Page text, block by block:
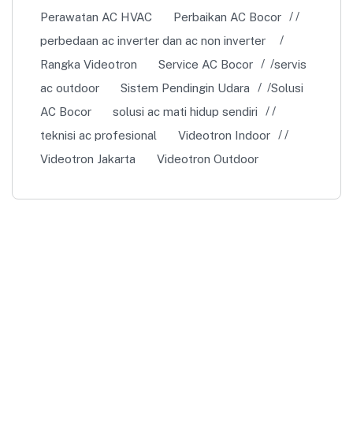
Perawatan AC HVAC
Perbaikan AC Bocor
perbedaan ac inverter dan ac non inverter
Rangka Videotron
Service AC Bocor
servis
ac outdoor
Sistem Pendingin Udara
Solusi
AC Bocor
solusi ac mati hidup sendiri
teknisi ac profesional
Videotron Indoor
Videotron Jakarta
Videotron Outdoor